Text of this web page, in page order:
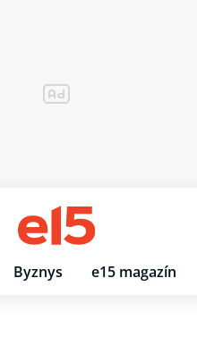
Byznys e15 magazín